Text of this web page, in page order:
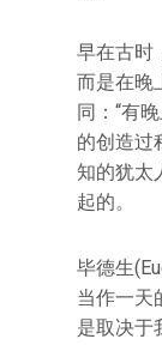
早在古时
而是在晚
同：“有
的创造过
知的犹太
起的。
毕德生
当作一天
是取决于